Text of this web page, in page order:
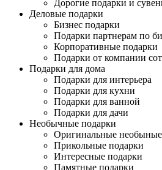
Дорогие подарки и
Деловые подарки
Бизнес подарки
Подарки партнерам по
Корпоративные подарки
Подарки от компании
Подарки для дома
Подарки для интерьера
Подарки для кухни
Подарки для ванной
Подарки для дачи
Необычные подарки
Оригинальные
Прикольные подарки
Интересные подарки
Памятные подарки